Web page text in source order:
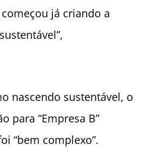
já criando a
nascendo sustentável, o
para “Empresa B”
“bem complexo”.